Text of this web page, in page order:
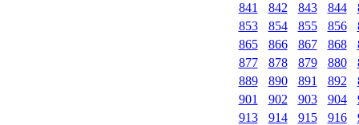
841
842 843 844
853
854 855 856
865
866 867 868
877
878 879 880
889
890 891 892
901
902 903 904
913
914 915 916